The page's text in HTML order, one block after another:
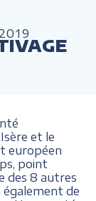
2019
et le
européen
point
des 8 autres
également de